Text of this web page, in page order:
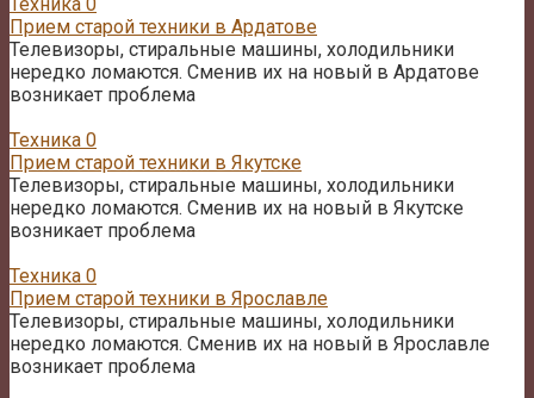
Прием старой техники в Ардатове
Телевизоры, стиральные машины, холодильники
нередко ломаются. Сменив их на новый в Ардатове
возникает проблема
Техника 0
Прием старой техники в Якутске
Телевизоры, стиральные машины, холодильники
нередко ломаются. Сменив их на новый в Якутске
возникает проблема
Техника 0
Прием старой техники в Ярославле
Телевизоры, стиральные машины, холодильники
нередко ломаются. Сменив их на новый в Ярославле
возникает проблема